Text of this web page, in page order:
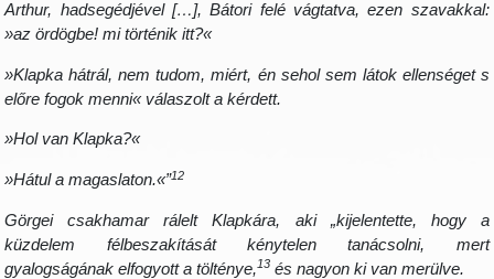
Arthur, hadsegédjével […], Bátori felé vágtatva, ezen szavakkal:
»az ördögbe! mi történik itt?«
»Klapka hátrál, nem tudom, miért, én sehol sem látok ellenséget s
előre fogok menni« válaszolt a kérdett.
»Hol van Klapka?«
»Hátul a magaslaton.«”12
Görgei csakhamar rálelt Klapkára, aki „kijelentette, hogy a
küzdelem félbeszakítását kénytelen tanácsolni, mert
gyalogságának elfogyott a tölténye,13 és nagyon ki van merülve.